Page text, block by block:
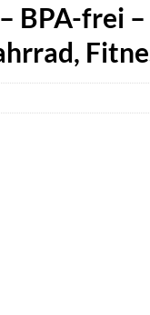
BPA-frei